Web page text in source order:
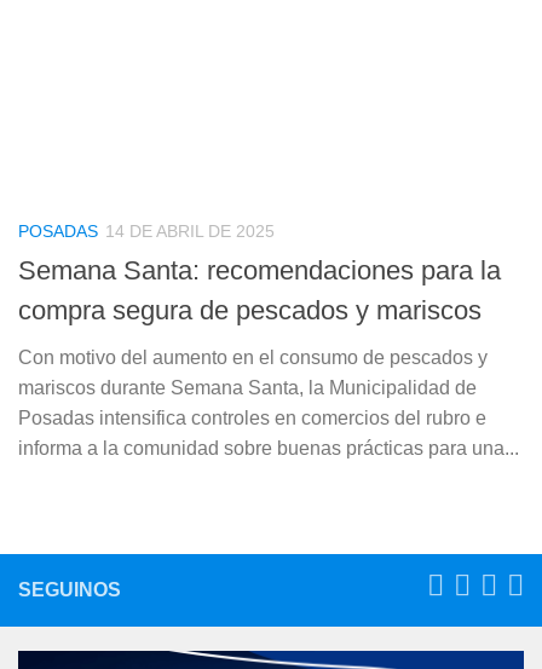
POSADAS 14 DE ABRIL DE 2025
Semana Santa: recomendaciones para la
compra segura de pescados y mariscos
Con motivo del aumento en el consumo de pescados y
mariscos durante Semana Santa, la Municipalidad de
Posadas intensifica controles en comercios del rubro e
informa a la comunidad sobre buenas prácticas para una...
SEGUINOS